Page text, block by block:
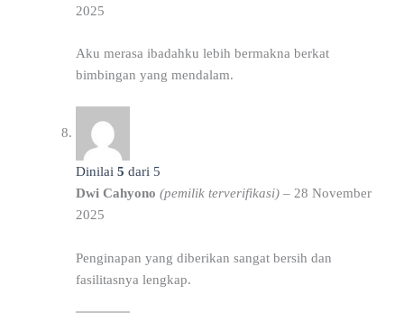
2025
Aku merasa ibadahku lebih bermakna berkat
bimbingan yang mendalam.
Dinilai 5 dari 5
Dwi Cahyono (pemilik terverifikasi) – 28 November
2025
Penginapan yang diberikan sangat bersih dan
fasilitasnya lengkap.